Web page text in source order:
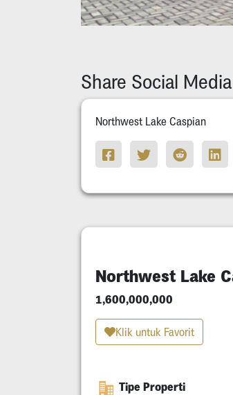
Share Social Media
Northwest Lake Caspian
Northwest Lake
1,600,000,000
Klik untuk Favorit
Tipe Properti